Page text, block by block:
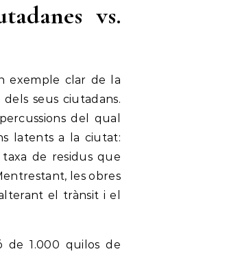
vs.
exemple clar de la
seus ciutadans.
del qual
latents a la ciutat:
de residus que
les obres
el trànsit i el
de 1.000 quilos de